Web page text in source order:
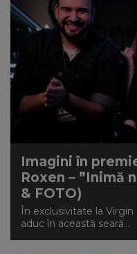
Imagini în
Roxen – ”Inimă
& FOTO)
În exclusivitate la Virgin
aduc în această seară...